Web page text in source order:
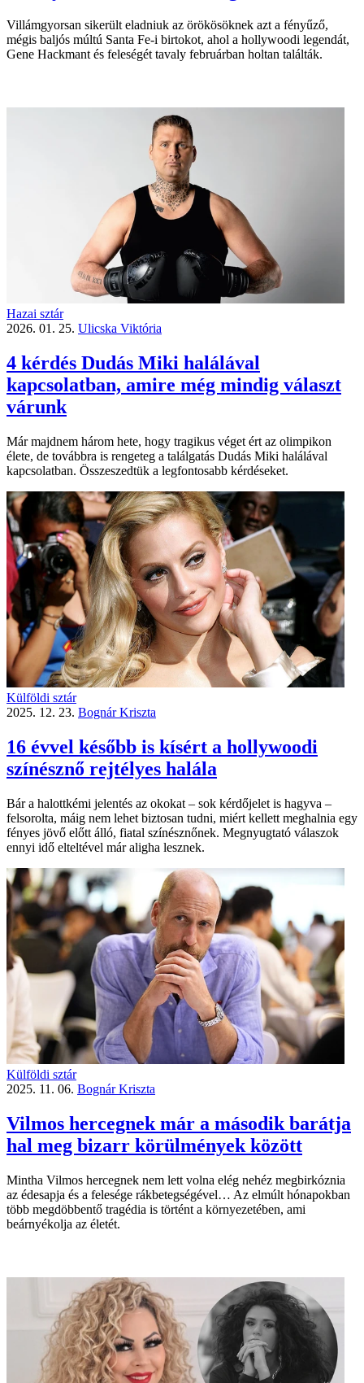
Villámgyorsan sikerült eladniuk az örökösöknek azt a fényűző,
mégis baljós múltú Santa Fe-i birtokot, ahol a hollywoodi legendát,
Gene Hackmant és feleségét tavaly februárban holtan találták.
Hazai sztár
2026. 01. 25. Ulicska Viktória
4 kérdés Dudás Miki halálával
kapcsolatban, amire még mindig választ
várunk
Már majdnem három hete, hogy tragikus véget ért az olimpikon
élete, de továbbra is rengeteg a találgatás Dudás Miki halálával
kapcsolatban. Összeszedtük a legfontosabb kérdéseket.
Külföldi sztár
2025. 12. 23. Bognár Kriszta
16 évvel később is kísért a hollywoodi
színésznő rejtélyes halála
Bár a halottkémi jelentés az okokat – sok kérdőjelet is hagyva –
felsorolta, máig nem lehet biztosan tudni, miért kellett meghalnia egy
fényes jövő előtt álló, fiatal színésznőnek. Megnyugtató válaszok
ennyi idő elteltével már aligha lesznek.
Külföldi sztár
2025. 11. 06. Bognár Kriszta
Vilmos hercegnek már a második barátja
hal meg bizarr körülmények között
Mintha Vilmos hercegnek nem lett volna elég nehéz megbirkóznia
az édesapja és a felesége rákbetegségével… Az elmúlt hónapokban
több megdöbbentő tragédia is történt a környezetében, ami
beárnyékolja az életét.